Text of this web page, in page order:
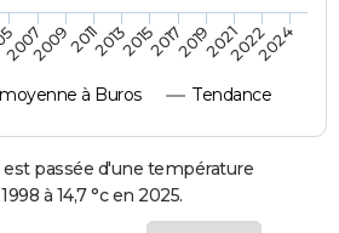
à Buros Tendance
2007200920112013201520172019202120222024
passée d'une température
à 14,7 °c en 2025.